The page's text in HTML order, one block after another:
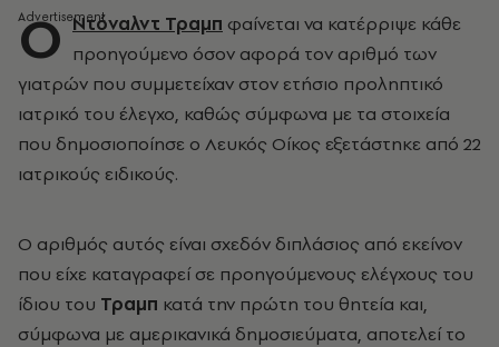
Ο Ντόναλντ Τραμπ φαίνεται να κατέρριψε κάθε
προηγούμενο όσον αφορά τον αριθμό των
γιατρών που συμμετείχαν στον ετήσιο προληπτικό
ιατρικό του έλεγχο, καθώς σύμφωνα με τα στοιχεία
που δημοσιοποίησε ο Λευκός Οίκος εξετάστηκε από 22
ιατρικούς ειδικούς.
Ο αριθμός αυτός είναι σχεδόν διπλάσιος από εκείνον
που είχε καταγραφεί σε προηγούμενους ελέγχους του
ίδιου του Τραμπ κατά την πρώτη του θητεία και,
σύμφωνα με αμερικανικά δημοσιεύματα, αποτελεί το